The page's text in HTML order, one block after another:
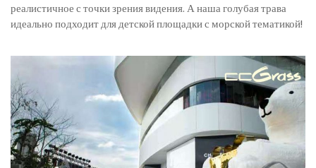
реалистичное с точки зрения видения. А наша голубая трава
идеально подходит для детской площадки с морской тематикой!